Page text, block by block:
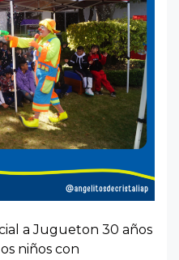
a Jugueton 30 años
niños con